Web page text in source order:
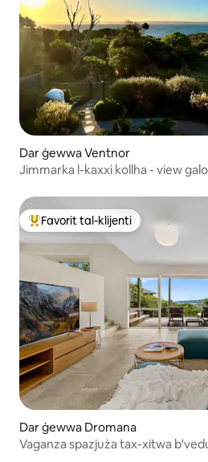
Dar ġewwa Ventnor
Jimmarka l-kaxxi kollha - view
Wieħed mill-aqwa favoriti tal-
Favorit tal-klijenti
Dar ġewwa Dromana
Vaganza spazjuża tax-xitwa